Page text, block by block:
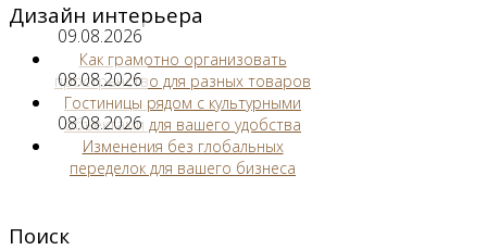
Дизайн интерьера
09.08.2026
Как грамотно организовать
пространство для разных товаров
08.08.2026
Гостиницы рядом с культурными
объектами для вашего удобства
08.08.2026
Изменения без глобальных
переделок для вашего бизнеса
Поиск